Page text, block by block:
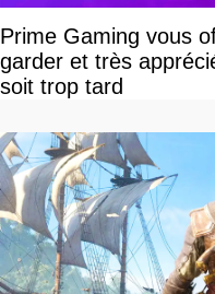
Prime Gaming vous
garder et très
soit trop tard